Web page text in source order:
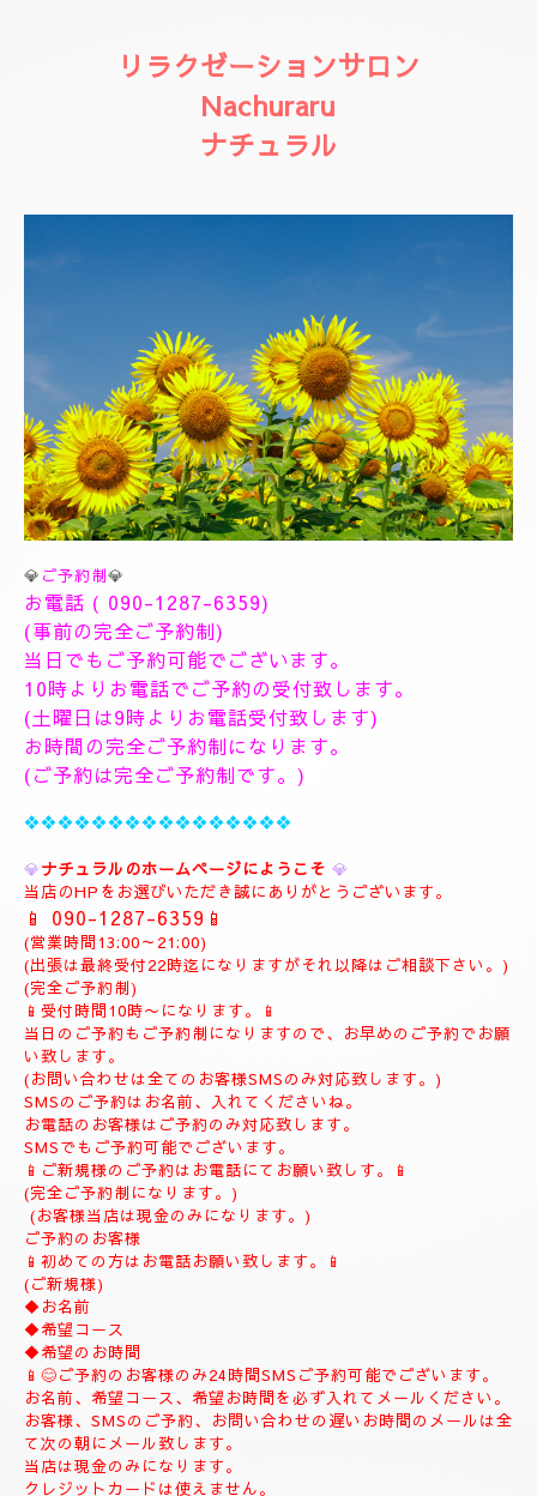
リラクゼーションサロン
Nachuraru
ナチュラル
💎 ご予約制 💎
お電話 (090-1287-6359
(事前の完全ご予約制)
当日でもご予約可能でございます。
10時よりお電話でご予約の受付致します。
(土曜日は9時よりお電話受付致します)
お時間の完全ご予約制になります。
(ご予約は完全ご予約制です。)
❖❖❖❖❖❖❖❖❖❖❖❖❖❖❖❖
💎 ナチュラルのホームページにようこそ
当店のHPをお選びいただき誠にありがとうございます。
📱090-1287-6359📱
(営業時間13:00～21:00)
(出張は最終受付22時迄になりますがそれ以降はご相談下さい。)
(完全ご予約制)
📱受付時間10時〜になります。📱
当日のご予約もご予約制になりますので、お早めのご予約でお願
い致します。
(お問い合わせは全てのお客様SMSのみ対応致します。)
SMSのご予約はお名前、入れてくださいね。
お電話のお客様はご予約のみ対応致します。
SMSでもご予約可能でございます。
📱ご新規様のご予約はお電話にてお願い致しす。📱
(完全ご予約制になります。)
(お客様当店は現金のみになります。)
ご予約のお客様
📱初めての方はお電話お願い致します。📱
(ご新規様)
◆お名前
◆希望コース
◆希望のお時間
📱😊ご予約のお客様のみ24時間SMSご予約可能でございます。
お名前、希望コース、希望お時間を必ず入れてメールください。
お客様、SMSのご予約、お問い合わせの遅いお時間のメールは全
て次の朝にメール致します。